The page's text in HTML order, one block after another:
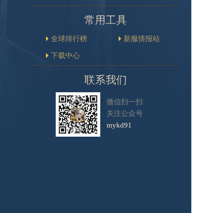
常用工具
全球排行榜 新服情报站
下载中心
联系我们
微信扫一扫
关注公众号
mykd91